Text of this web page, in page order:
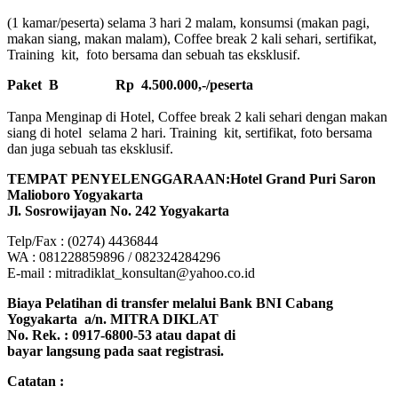
(1 kamar/peserta) selama 3 hari 2 malam, konsumsi (makan pagi,
makan siang, makan malam), Coffee break 2 kali sehari, sertifikat,
Training kit, foto bersama dan sebuah tas eksklusif.
Paket B
Rp 4.500.000,-/peserta
Tanpa Menginap di Hotel, Coffee break 2 kali sehari dengan makan
siang di hotel selama 2 hari. Training kit, sertifikat, foto bersama
dan juga sebuah tas eksklusif.
TEMPAT PENYELENGGARAAN:Hotel Grand Puri Saron
Malioboro Yogyakarta
Jl. Sosrowijayan No. 242 Yogyakarta
Telp/Fax : (0274) 4436844
WA : 081228859896 / 082324284296
E-mail : mitradiklat_konsultan@yahoo.co.id
Biaya Pelatihan di transfer melalui Bank BNI Cabang
Yogyakarta a/n. MITRA DIKLAT
No. Rek. : 0917-6800-53 atau dapat di
bayar langsung pada saat registrasi.
Catatan :